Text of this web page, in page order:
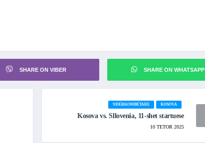
SHARE ON VIBER SHARE ON WHATSAPP
KOSOVA
NDËRKOMBËTARE
Kosova vs. Sllovenia, 11-shet startuese
10 TETOR 2025